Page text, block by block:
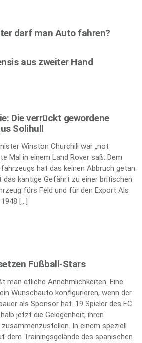
darf man Auto fahren?
aus zweiter Hand
Die verrückt gewordene
Solihull
Winston Churchill war „not
Mal in einem Land Rover saß. Dem
hat das keinen Abbruch getan:
kantige Gefährt zu einer britischen
fürs Feld und für den Export Als
[…]
Fußball-Stars
man etliche Annehmlichkeiten. Eine
Wunschauto konfigurieren, wenn der
als Sponsor hat. 19 Spieler des FC
jetzt die Gelegenheit, ihren
In einem speziell
dem Trainingsgelände des spanischen